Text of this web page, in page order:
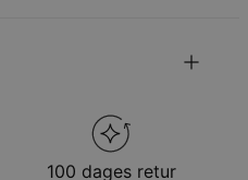
Ankerkæde
100 dages retur